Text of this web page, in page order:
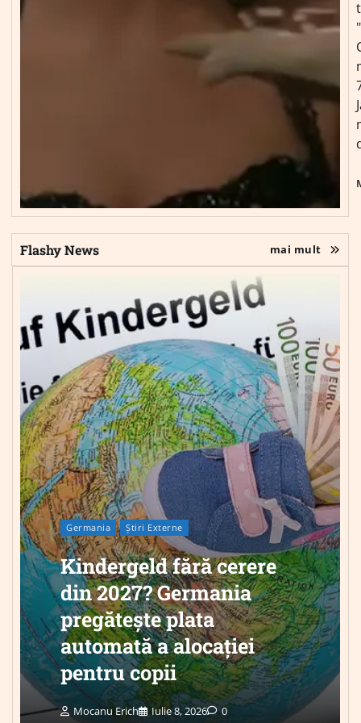
Flashy News mai mult
Germania Știri Externe
Kindergeld fără cerere
din 2027? Germania
pregătește plata
automată a alocației
pentru copii
Mocanu Erich Iulie 8, 2026 0